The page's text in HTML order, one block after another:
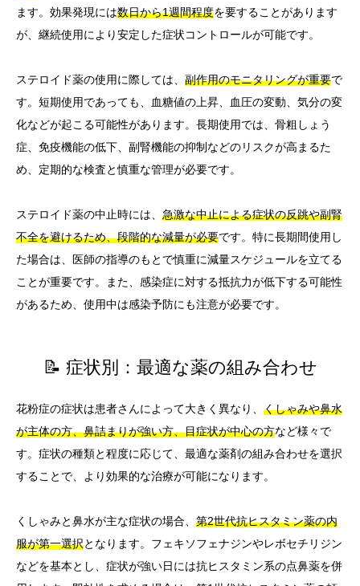
ます。効果発現には数日から1週間程度を要することがあります
が、継続使用により安定した症状コントロールが可能です。
ステロイド薬の使用に際しては、 副作用のモニタリングが重要で
す。短期使用であっても、血糖値の上昇、血圧の変動、気分の変
化などが起こる可能性があります。長期使用では、骨粗しょう
症、免疫機能の低下、副腎機能の抑制などのリスクが高まるた
め、定期的な検査と慎重な管理が必要です。
ステロイド薬の中止時には、 急激な中止による症状の反跳や副腎
不全を避けるため、段階的な減量が必要です。特に長期間使用し
た場合は、医師の指導のもとで慎重に減量スケジュールを立てる
ことが重要です。また、感染症に対する抵抗力が低下する可能性
があるため、使用中は感染予防にも注意が必要です。
📝 症状別：最適な薬の組み合わせ
花粉症の症状は患者さんによって大きく異なり、 くしゃみや鼻水
が主体の方、鼻詰まりが強い方、目症状が中心の方など様々で
す。症状の種類と程度に応じて、最適な薬剤の組み合わせを選択
することで、より効果的な治療が可能になります。
くしゃみと鼻水が主な症状の場合、 第2世代抗ヒスタミン薬の内
服が第一選択となります。フェキソフェナジンやレボセチリジン
などを基本とし、症状が強い日には抗ヒスタミン系の点鼻薬を併